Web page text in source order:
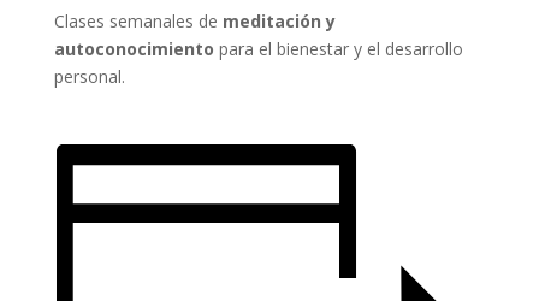
Clases semanales de meditación y
autoconocimiento para el bienestar y el desarrollo
personal.